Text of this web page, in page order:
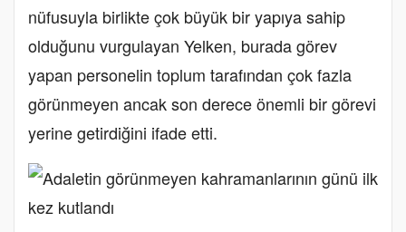
nüfusuyla birlikte çok büyük bir yapıya sahip
olduğunu vurgulayan Yelken, burada görev
yapan personelin toplum tarafından çok fazla
görünmeyen ancak son derece önemli bir görevi
yerine getirdiğini ifade etti.